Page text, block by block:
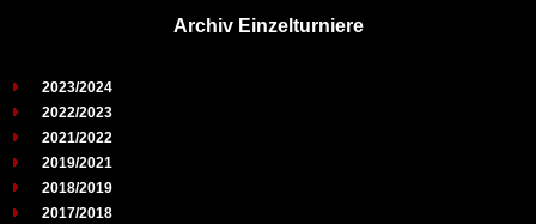
Archiv Einzelturniere
2023/2024
2022/2023
2021/2022
2019/2021
2018/2019
2017/2018